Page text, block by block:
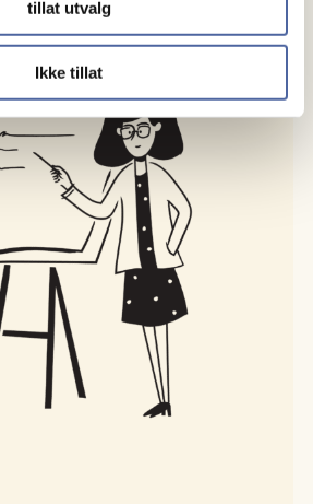
tillat utvalg
Ikke tillat
like god…